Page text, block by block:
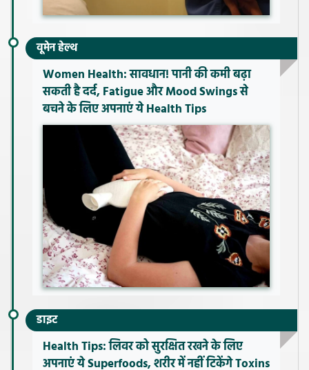
वूमेन हेल्थ
Women Health: सावधान! पानी की कमी बढ़ा
सकती है दर्द, Fatigue और Mood Swings से
बचने के लिए अपनाएं ये Health Tips
डाइट
Health Tips: लिवर को सुरक्षित रखने के लिए
अपनाएं ये Superfoods, शरीर में नहीं टिकेंगे Toxins